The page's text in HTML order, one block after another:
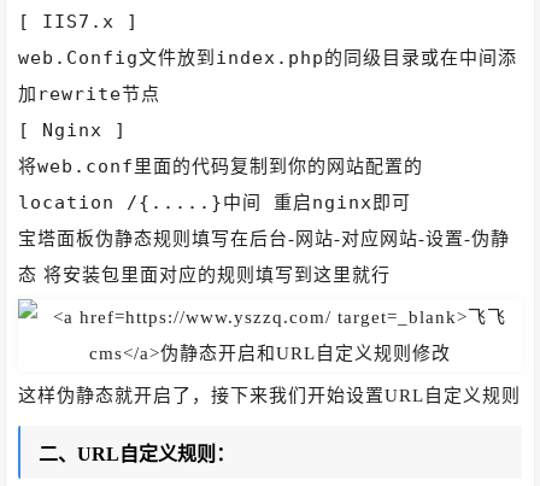
[ IIS7.x ]
web.Config文件放到index.php的同级目录或在中间添
加rewrite节点
[ Nginx ]
将web.conf里面的代码复制到你的网站配置的
location /{.....}中间 重启nginx即可
宝塔面板伪静态规则填写在后台-网站-对应网站-设置-伪静
态 将安装包里面对应的规则填写到这里就行
这样伪静态就开启了，接下来我们开始设置URL自定义规则
二、URL自定义规则：